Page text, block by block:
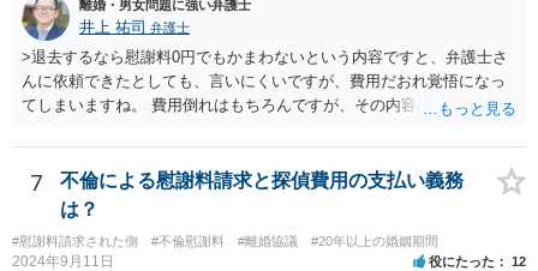
額をもらえないという意味では、奥様の不満は残るからです）。 特別
経費という問題はあるのですが、一般には、収入から婚姻費用は定め
られ、全ての生活費が入っていると見ます。奥様の利益のために支払
っている費用については、婚姻費用から引くことも相当だと思いま
す。
離婚・男女問題に強い弁護士
井上 祐司 弁護士
>退去するなら慰謝料0円でもかまわないという内容ですと、弁護士さ
んに依頼できたとしても、言いにくいですが、費用だおれ覚悟になっ
てしまいますね。 費用倒れはもちろんですが、その内容は、法律的に
は期待しにくいと思います。 内容証明又は弁護士に委任することを検
討されているのであれば、慰謝料請求に限定した方がよいでしょう。
内容証明郵便において、「退去するのであれば慰謝料は要らない」と
あなたが書いたとしても、法律上、あなたに建物からの退去を求める
権限はないので、やはり不自然になってしまいます。
7
不倫による慰謝料請求と探偵費用の支払い義務
は？
#慰謝料請求された側 #不倫慰謝料 #離婚協議 #20年以上の婚姻期間
2024年9月11日 役にたった 12